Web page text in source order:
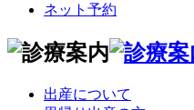
ネット予約
出産について